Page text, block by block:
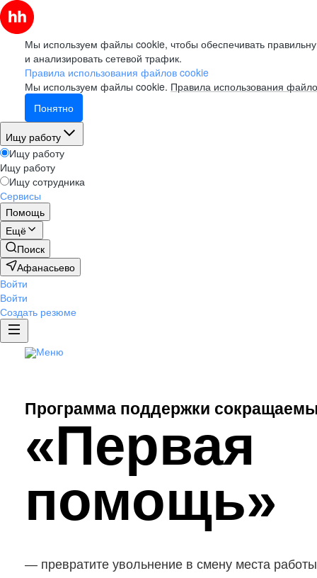
Мы используем файлы cookie, чтобы обеспечивать
и анализировать сетевой трафик.
Правила использования файлов cookie
Мы используем файлы cookie. Правила использования
Понятно
Ищу работу
Ищу работу
Ищу работу
Ищу сотрудника
Сервисы
Помощь
Ещё
Поиск
Афанасьево
Войти
Войти
Создать резюме
HRspace - подбор сотрудников
Рекламные продукты
Clickme: продвижение
Программа поддержки
«Первая
помощь»
превратите увольнение в смену места работы